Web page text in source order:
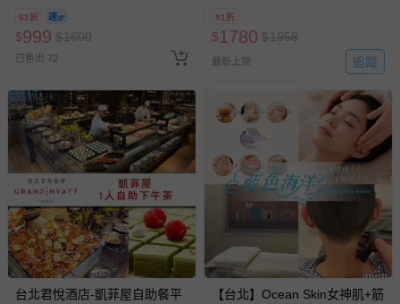
換，贈送券現場領取)-效期至
2026/10/16 正券逾期視同現金
券使用
62折
$999 $1600
已售出 72
91折
$1780 $1958
最新上架 追蹤
台北君悅酒店-凱菲屋自助餐平
【台北】Ocean Skin女神肌+筋